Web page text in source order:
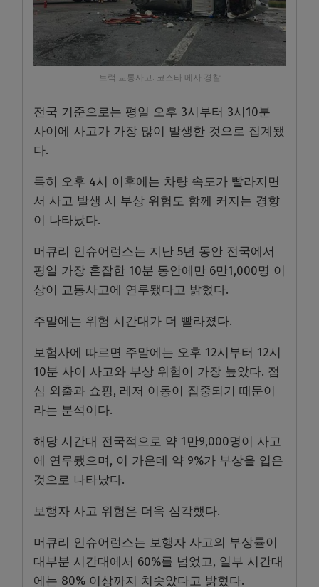
트럭 교통사고. 코스타 메사 경찰
전국 기준으로는 평일 오후 3시부터 3시10분
사이에 사고가 가장 많이 발생한 것으로 집계됐
다.
특히 오후 4시 이후에는 차량 속도가 빨라지면
서 사고 발생 시 부상 위험도 함께 커지는 경향
이 나타났다.
머큐리 인슈어런스는 지난 5년 동안 전국에서
평일 가장 혼잡한 10분 동안에만 6만1,000명 이
상이 교통사고에 연루됐다고 밝혔다.
주말에는 위험 시간대가 더 빨라졌다.
보험사에 따르면 주말에는 오후 12시부터 12시
10분 사이 사고와 부상 위험이 가장 높았다. 점
심 외출과 쇼핑, 레저 이동이 집중되기 때문이
라는 분석이다.
해당 시간대 전국적으로 약 1만9,000명이 사고
에 연루됐으며, 이 가운데 약 9%가 부상을 입은
것으로 나타났다.
보행자 사고 위험은 더욱 심각했다.
머큐리 인슈어런스는 보행자 사고의 부상률이
대부분 시간대에서 60%를 넘었고, 일부 시간대
에는 80% 이상까지 치솟았다고 밝혔다.